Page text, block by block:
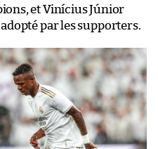
et Vinícius Júnior
par les supporters.